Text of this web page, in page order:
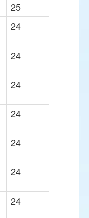
25
24
24
24
24
24
24
24